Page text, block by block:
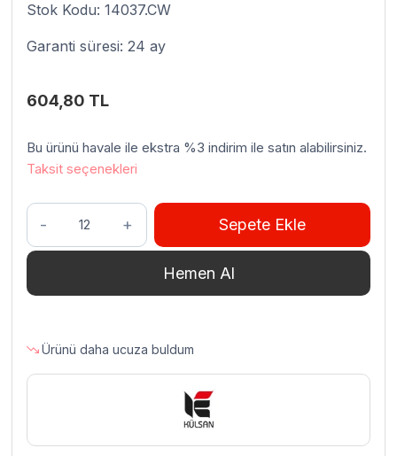
Stok Kodu: 14037.CW
Garanti süresi: 24 ay
604,80 TL
Bu ürünü havale ile ekstra %3 indirim ile satın alabilirsiniz.
Taksit seçenekleri
Külsan
14037.CW
Thermoset
37×27
Sepete Ekle
Hemen Al
Ürünü daha ucuza buldum